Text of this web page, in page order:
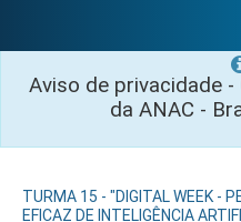
Aviso de privacidade
da ANAC -
TURMA 15 - "DIGITAL WEEK -
EFICAZ DE INTELIGÊNCIA